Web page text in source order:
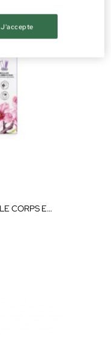
CRÈME DE BLANCHIMENT POUR LE CORPS ET LE VISAGE
J'accepte